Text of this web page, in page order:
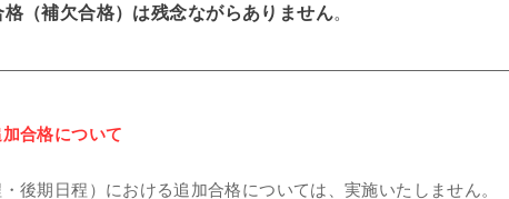
格（補欠合格）は残念ながらありません。
合格について
後期日程）における追加合格については、実施いたしません。